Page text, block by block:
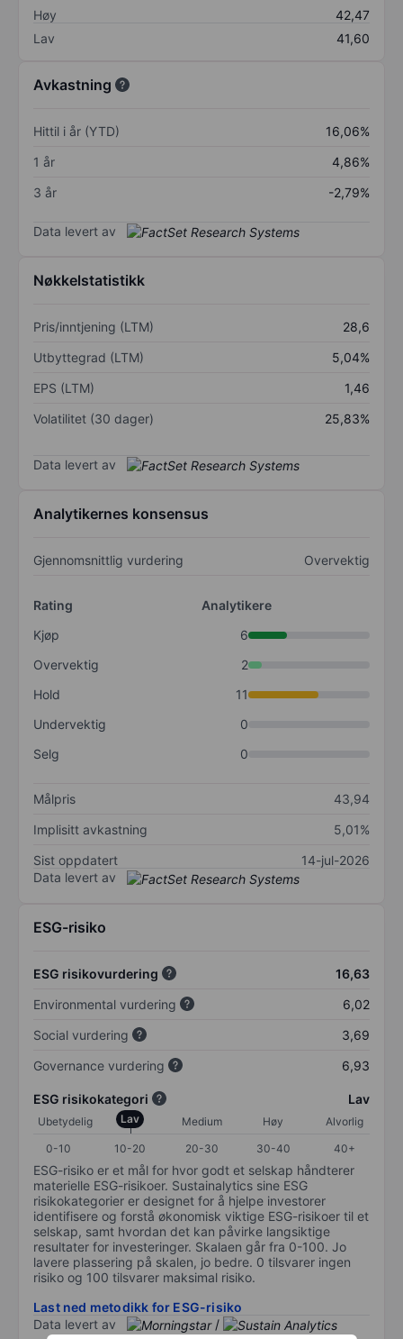
Høy
42,47
Lav
41,60
Avkastning
Hittil i år (YTD)
16,06%
1 år
4,86%
3 år
-2,79%
Data levert av
Nøkkelstatistikk
Pris/inntjening (LTM)
28,6
Utbyttegrad (LTM)
5,04%
EPS (LTM)
1,46
Volatilitet (30 dager)
25,83%
Data levert av
Analytikernes konsensus
Gjennomsnittlig vurdering Overvektig
Rating
Analytikere
Kjøp
6
Overvektig
2
Hold
11
Undervektig
0
Selg
0
Målpris
43,94
Implisitt avkastning
5,01%
Sist oppdatert
14-jul-2026
Data levert av
ESG-risiko
ESG risikovurdering
16,63
Environmental vurdering
6,02
Social vurdering
3,69
Governance vurdering
6,93
ESG risikokategori Lav
Ubetydelig Lav Medium Høy
Alvorlig
0-10
10-20 20-30 30-40 40+
ESG-risiko er et mål for hvor godt et selskap håndterer
materielle ESG-risikoer. Sustainalytics sine ESG
risikokategorier er designet for å hjelpe investorer
identifisere og forstå økonomisk viktige ESG-risikoer til et
selskap, samt hvordan det kan påvirke langsiktige
resultater for investeringer. Skalaen går fra 0-100. Jo
lavere plassering på skalen, jo bedre. 0 tilsvarer ingen
risiko og 100 tilsvarer maksimal risiko.
Last ned metodikk for ESG-risiko
Data levert av
/